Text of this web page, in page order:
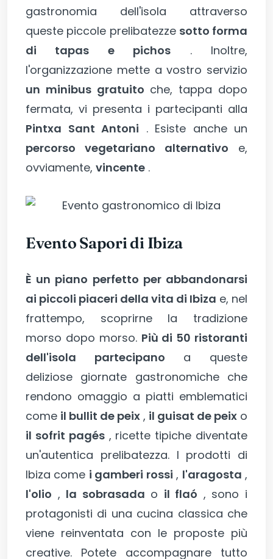
gastronomia dell'isola attraverso
queste piccole prelibatezze sotto forma
di tapas e pichos . Inoltre,
l'organizzazione mette a vostro servizio
un minibus gratuito che, tappa dopo
fermata, vi presenta i partecipanti alla
Pintxa Sant Antoni . Esiste anche un
percorso vegetariano alternativo e,
ovviamente, vincente .
Evento Sapori di Ibiza
È un piano perfetto per abbandonarsi
ai piccoli piaceri della vita di Ibiza e, nel
frattempo, scoprirne la tradizione
morso dopo morso. Più di 50 ristoranti
dell'isola partecipano a queste
deliziose giornate gastronomiche che
rendono omaggio a piatti emblematici
come il bullit de peix , il guisat de peix o
il sofrit pagés, ricette tipiche diventate
un'autentica prelibatezza. I prodotti di
Ibiza come i gamberi rossi , l'aragosta ,
l'olio , la sobrasada o il flaó , sono i
protagonisti di una cucina classica che
viene reinventata con le proposte più
creative. Potete accompagnare tutto